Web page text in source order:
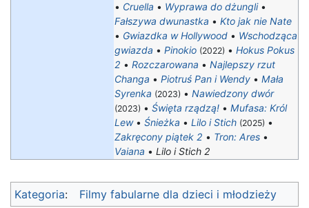
• Cruella • Wyprawa do dżungli•
Fałszywa dwunastka • Kto jak nie Nate
• Gwiazdka w Hollywood • Wschodząca
gwiazda • Pinokio (2022) • Hokus Pokus
2 • Rozczarowana • Najlepszy rzut
Changa • Piotruś Pan i Wendy • Mała
Syrenka (2023) • Nawiedzony dwór
(2023) • Święta rządzą! • Mufasa: Król
Lew• Śnieżka • Lilo i Stich (2025) •
Zakręcony piątek 2 • Tron: Ares •
Vaiana • Lilo i Stich 2
Kategoria: Filmy fabularne dla dzieci i młodzieży